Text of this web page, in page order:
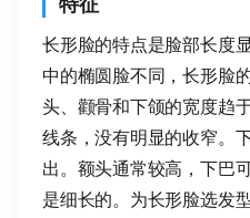
长形脸的特点是脸部长度
中的椭圆脸不同，长形脸
头、颧骨和下颌的宽度趋
线条，没有明显的收窄。
出。额头通常较高，下巴
是细长的。为长形脸选发